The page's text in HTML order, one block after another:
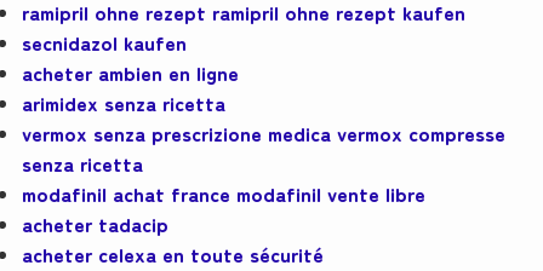
ramipril ohne rezept ramipril ohne rezept kaufen
secnidazol kaufen
acheter ambien en ligne
arimidex senza ricetta
vermox senza prescrizione medica vermox compresse
senza ricetta
modafinil achat france modafinil vente libre
acheter tadacip
acheter celexa en toute sécurité